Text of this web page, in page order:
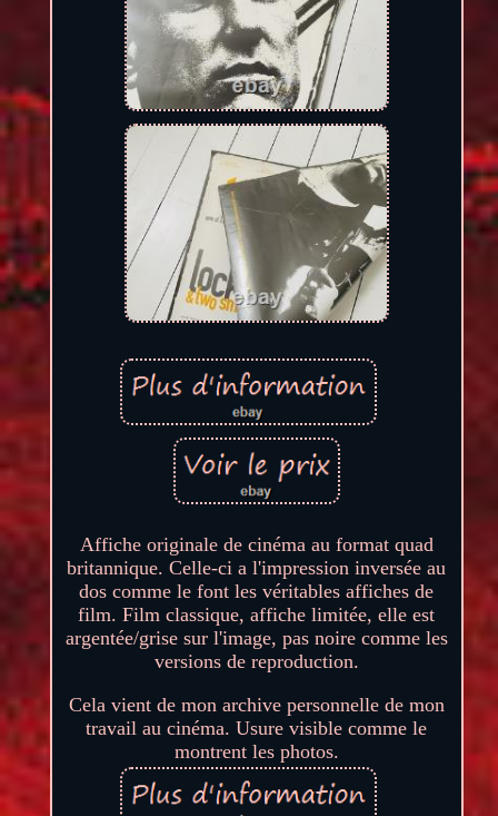
Affiche originale de cinéma au format quad
britannique. Celle-ci a l'impression inversée au
dos comme le font les véritables affiches de
film. Film classique, affiche limitée, elle est
argentée/grise sur l'image, pas noire comme les
versions de reproduction.
Cela vient de mon archive personnelle de mon
travail au cinéma. Usure visible comme le
montrent les photos.